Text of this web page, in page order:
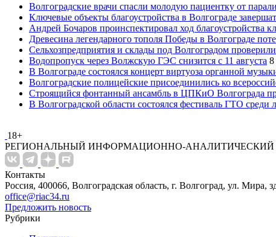
Волгоградские врачи спасли молодую пациентку от
Ключевые объекты благоустройства в Волгограде
Андрей Бочаров проинспектировал ход благоустройства
Древесина легендарного тополя Победы в Волгограде
Сельхозпредприятия и склады под Волгоградом
Водопропуск через Волжскую ГЭС снизится с 11 августа 8
В Волгограде состоялся концерт виртуоза органной
Волгоградские полицейские присоединились ко
Строящийся фонтанный ансамбль в ЦПКиО Волгограда
В Волгоградской области состоялся фестиваль ГТО среди
18+
РЕГИОНАЛЬНЫЙ ИНФОРМАЦИОННО-АНАЛИТИЧЕСКИЙ
Контакты
Россия, 400066, Волгоградская область, г. Волгоград, ул. Мира,
office@riac34.ru
Предложить новость
Рубрики